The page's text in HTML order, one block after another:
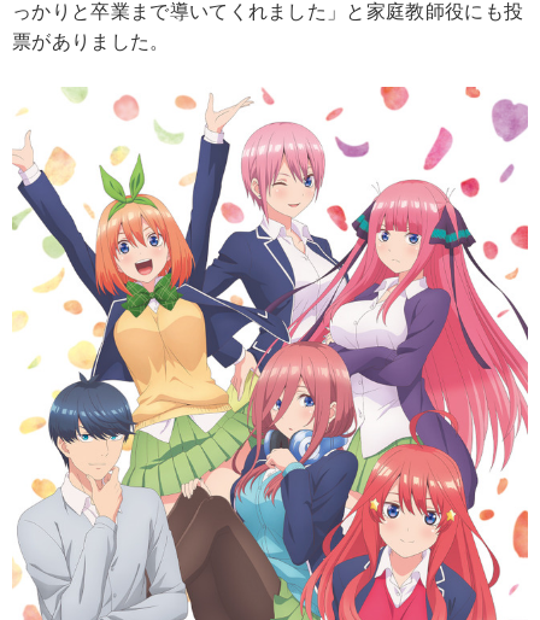
っかりと卒業まで導いてくれました」と家庭教師役にも投
票がありました。